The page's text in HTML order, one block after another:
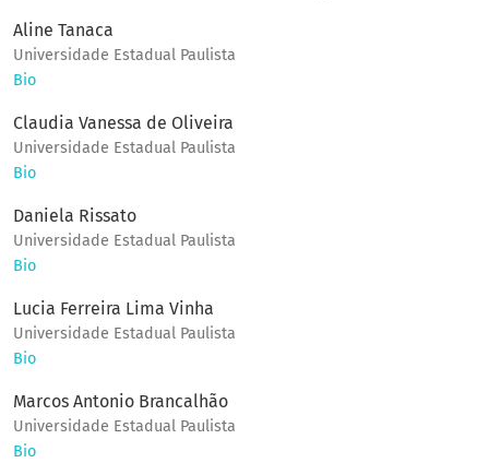
Aline Tanaca
Universidade Estadual Paulista
Bio
Claudia Vanessa de Oliveira
Universidade Estadual Paulista
Bio
Daniela Rissato
Universidade Estadual Paulista
Bio
Lucia Ferreira Lima Vinha
Universidade Estadual Paulista
Bio
Marcos Antonio Brancalhão
Universidade Estadual Paulista
Bio